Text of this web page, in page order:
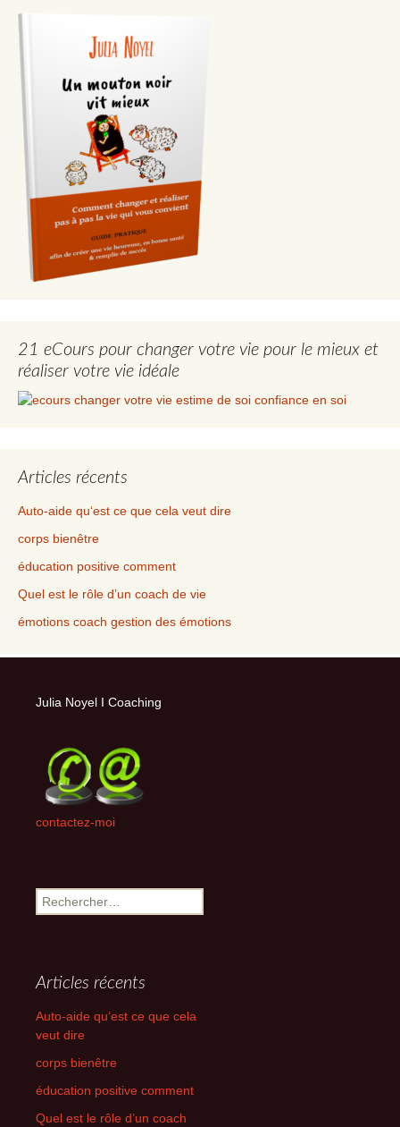
21 eCours pour changer votre vie pour le mieux et
réaliser votre vie idéale
Articles récents
Auto-aide qu‘est ce que cela veut dire
corps bienêtre
éducation positive comment
Quel est le rôle d’un coach de vie
émotions coach gestion des émotions
Julia Noyel I Coaching
contactez-moi
Rechercher :
Articles récents
Auto-aide qu‘est ce que cela
veut dire
corps bienêtre
éducation positive comment
Quel est le rôle d’un coach